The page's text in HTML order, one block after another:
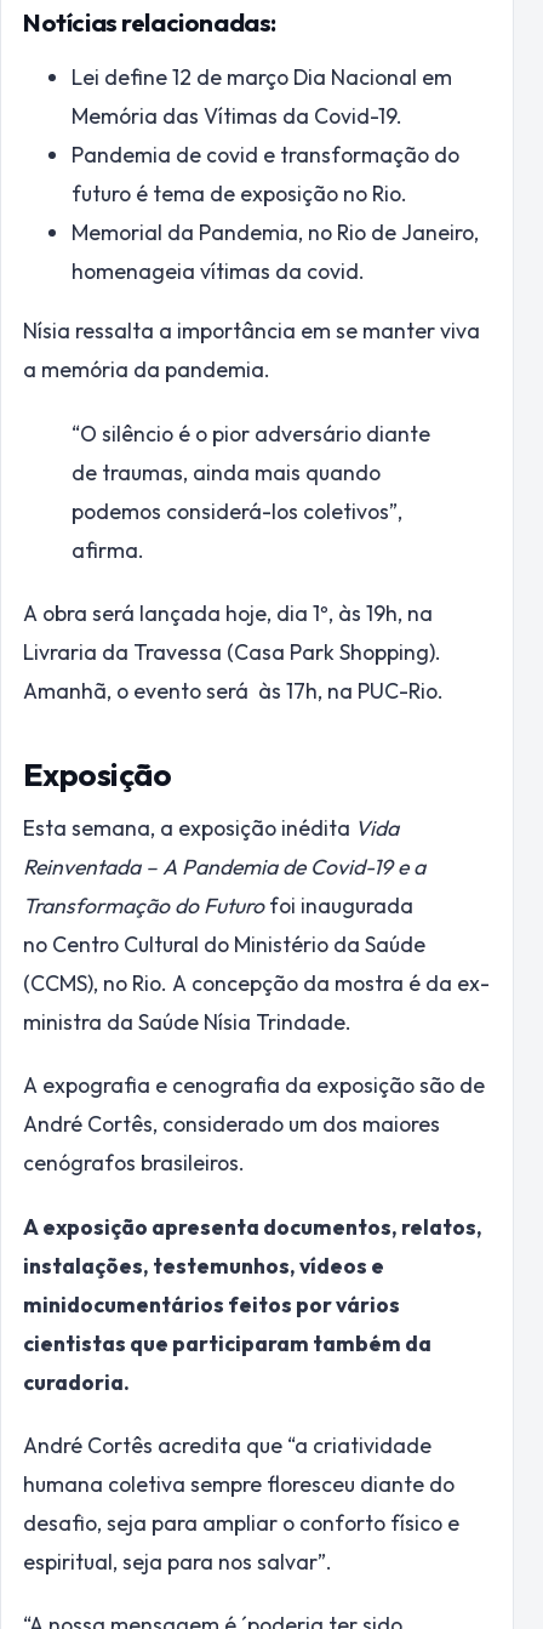
Notícias relacionadas:
Lei define 12 de março Dia Nacional em
Memória das Vítimas da Covid-19.
Pandemia de covid e transformação do
futuro é tema de exposição no Rio.
Memorial da Pandemia, no Rio de Janeiro,
homenageia vítimas da covid.
Nísia ressalta a importância em se manter viva
a memória da pandemia.
“O silêncio é o pior adversário diante
de traumas, ainda mais quando
podemos considerá-los coletivos”,
afirma.
A obra será lançada hoje, dia 1º, às 19h, na
Livraria da Travessa (Casa Park Shopping).
Amanhã, o evento será às 17h, na PUC-Rio.
Exposição
Esta semana, a exposição inédita Vida
Reinventada – A Pandemia de Covid-19 e a
Transformação do Futurofoi inaugurada
no Centro Cultural do Ministério da Saúde
(CCMS), no Rio. A concepção da mostra é da ex-
ministra da Saúde Nísia Trindade.
A expografia e cenografia da exposição são de
André Cortês, considerado um dos maiores
cenógrafos brasileiros.
A exposição apresenta documentos, relatos,
instalações, testemunhos, vídeos e
minidocumentários feitos por vários
cientistas que participaram também da
curadoria.
André Cortês acredita que “a criatividade
humana coletiva sempre floresceu diante do
desafio, seja para ampliar o conforto físico e
espiritual, seja para nos salvar”.